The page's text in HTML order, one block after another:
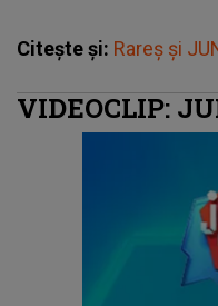
Citește și: Rareș și
VIDEOCLIP: